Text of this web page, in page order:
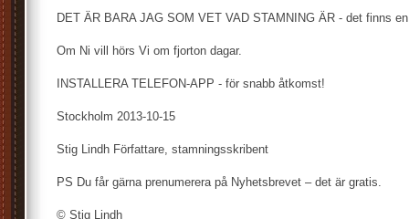
DET ÄR BARA JAG SOM VET VAD STAMNING ÄR - det finns
Om Ni vill hörs Vi om fjorton dagar.
INSTALLERA TELEFON-APP - för snabb åtkomst!
Stockholm 2013-10-15
Stig Lindh Författare, stamningsskribent
PS Du får gärna prenumerera på Nyhetsbrevet – det är gratis.
© Stig Lindh